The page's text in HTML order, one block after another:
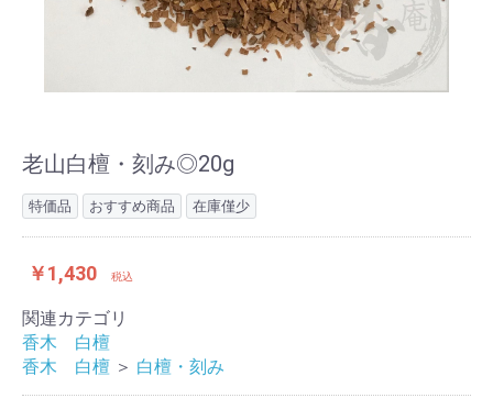
老山白檀・刻み◎20g
特価品 おすすめ商品 在庫僅少
￥1,430 税込
関連カテゴリ
香木 白檀
香木 白檀 ＞ 白檀・刻み